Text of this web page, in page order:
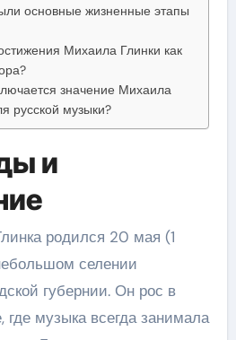
основные жизненные этапы
Михаила Глинки как
значение Михаила
русской музыки?
и
родился 20 мая (1
селении
губернии. Он рос в
где музыка всегда занимала